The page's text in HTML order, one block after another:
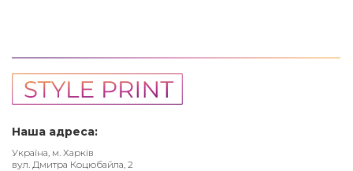
Наша адреса:
Україна, м. Харків
вул. Дмитра Коцюбайла, 2